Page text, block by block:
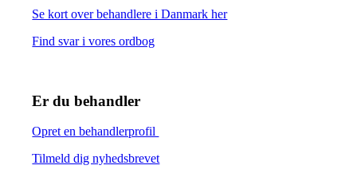
Se kort over behandlere i Danmark her
Find svar i vores ordbog
Er du behandler
Opret en behandlerprofil
Tilmeld dig nyhedsbrevet